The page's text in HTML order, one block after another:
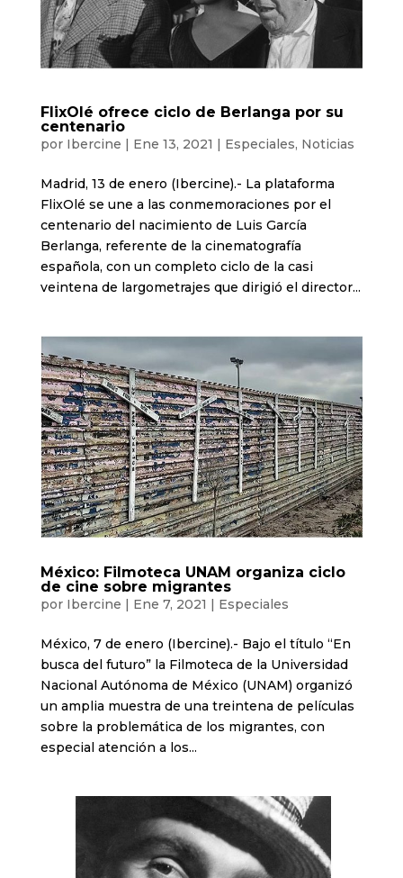
FlixOlé ofrece ciclo de Berlanga por su
centenario
por Ibercine Ene 13, 2021 Especiales, Noticias
Madrid, 13 de enero (Ibercine).- La plataforma
FlixOlé se une a las conmemoraciones por el
centenario del nacimiento de Luis García
Berlanga, referente de la cinematografía
española, con un completo ciclo de la casi
veintena de largometrajes que dirigió el director...
México: Filmoteca UNAM organiza ciclo
de cine sobre migrantes
por Ibercine | Ene 7, 2021 | Especiales
México, 7 de enero (Ibercine).- Bajo el título “En
busca del futuro” la Filmoteca de la Universidad
Nacional Autónoma de México (UNAM) organizó
un amplia muestra de una treintena de películas
sobre la problemática de los migrantes, con
especial atención a los...